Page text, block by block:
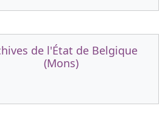
de l'État de Belgique
(Mons)